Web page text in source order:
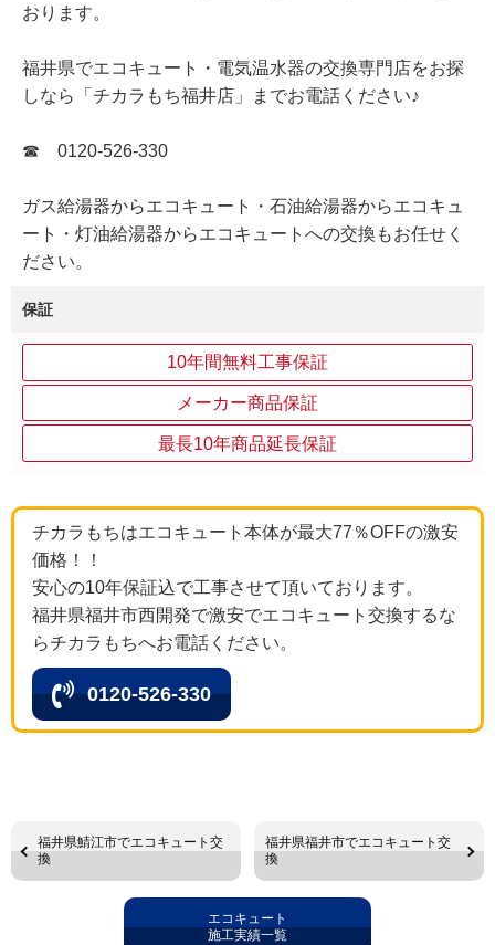
おります。
福井県でエコキュート・電気温水器の交換専門店をお探
しなら「チカラもち福井店」までお電話ください♪
☎ 0120-526-330
ガス給湯器からエコキュート・石油給湯器からエコキュ
ート・灯油給湯器からエコキュートへの交換もお任せく
ださい。
保証
10年間無料工事保証
メーカー商品保証
最長10年商品延長保証
チカラもちはエコキュート本体が最大77％OFFの激安
価格！！
安心の10年保証込で工事させて頂いております。
福井県福井市西開発で激安でエコキュート交換するな
らチカラもちへお電話ください。
0120-526-330
福井県鯖江市でエコキュート交
換
福井県福井市でエコキュート交
換
エコキュート
施工実績一覧